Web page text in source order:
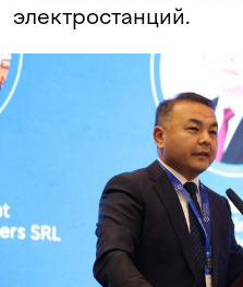
электростанций.